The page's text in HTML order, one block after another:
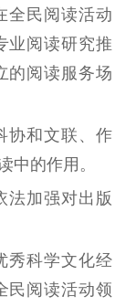
全民阅读活动
业阅读研究推
的阅读服务场
协和文联、作
中的作用。
法加强对出版
秀科学文化经
民阅读活动领